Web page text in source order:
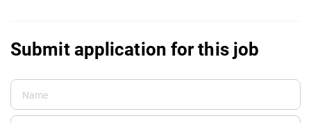
Submit application for this job